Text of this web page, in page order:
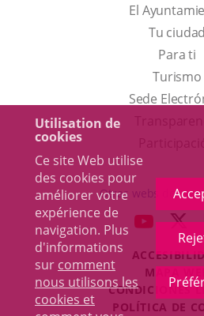
Utilisation de
cookies
Ce site Web utilise
des cookies pour
améliorer votre
expérience de
navigation. Plus
d'informations
sur comment
nous utilisons les
cookies et
El
Tu ciudad
Para ti
Turismo
Sede
Otras webs del
ENLACE
UNA
A
MAPA WEB
CONDICIONES
POLÍTICA DE